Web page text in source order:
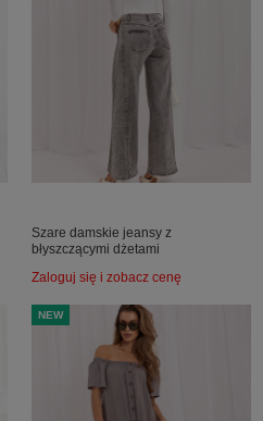
Szare damskie jeansy z
błyszczącymi dżetami
Zaloguj się i zobacz cenę
NEW